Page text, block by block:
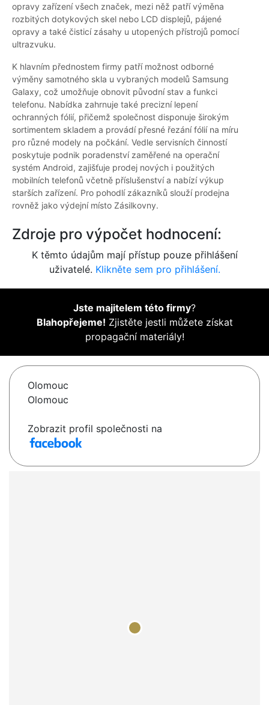
opravy zařízení všech značek, mezi něž patří výměna
rozbitých dotykových skel nebo LCD displejů, pájené
opravy a také čisticí zásahy u utopených přístrojů pomocí
ultrazvuku.
K hlavním přednostem firmy patří možnost odborné
výměny samotného skla u vybraných modelů Samsung
Galaxy, což umožňuje obnovit původní stav a funkci
telefonu. Nabídka zahrnuje také precizní lepení
ochranných fólií, přičemž společnost disponuje širokým
sortimentem skladem a provádí přesné řezání fólií na míru
pro různé modely na počkání. Vedle servisních činností
poskytuje podnik poradenství zaměřené na operační
systém Android, zajišťuje prodej nových i použitých
mobilních telefonů včetně příslušenství a nabízí výkup
starších zařízení. Pro pohodlí zákazníků slouží prodejna
rovněž jako výdejní místo Zásilkovny.
Zdroje pro výpočet hodnocení:
K těmto údajům mají přístup pouze přihlášení
uživatelé. Klikněte sem pro přihlášení.
Jste majitelem této firmy?
Blahopřejeme! Zjistěte jestli můžete získat
propagační materiály!
Olomouc
Olomouc
Zobrazit profil společnosti na